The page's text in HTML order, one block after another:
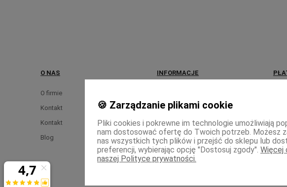
O NAS
O firmie
Kontakt
Kontakt
Blog
INFORMACJE
Polityka prywatności
🍪 Zarządzanie plikami cookie
Pliki cookies i pokrewne im technologie umożliwiają
nam dostosować ofertę do Twoich potrzeb. Możesz
nas wszystkich tych plików i przejść do sklepu lub
preferencji, wybierając opcję "Dostosuj zgody". Więcej
naszej Polityce prywatności.